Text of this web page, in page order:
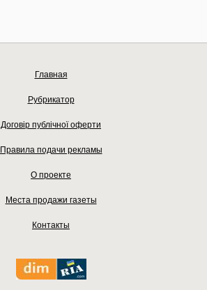
Главная
Рубрикатор
Договір публічної оферти
Правила подачи рекламы
О проекте
Места продажи газеты
Контакты